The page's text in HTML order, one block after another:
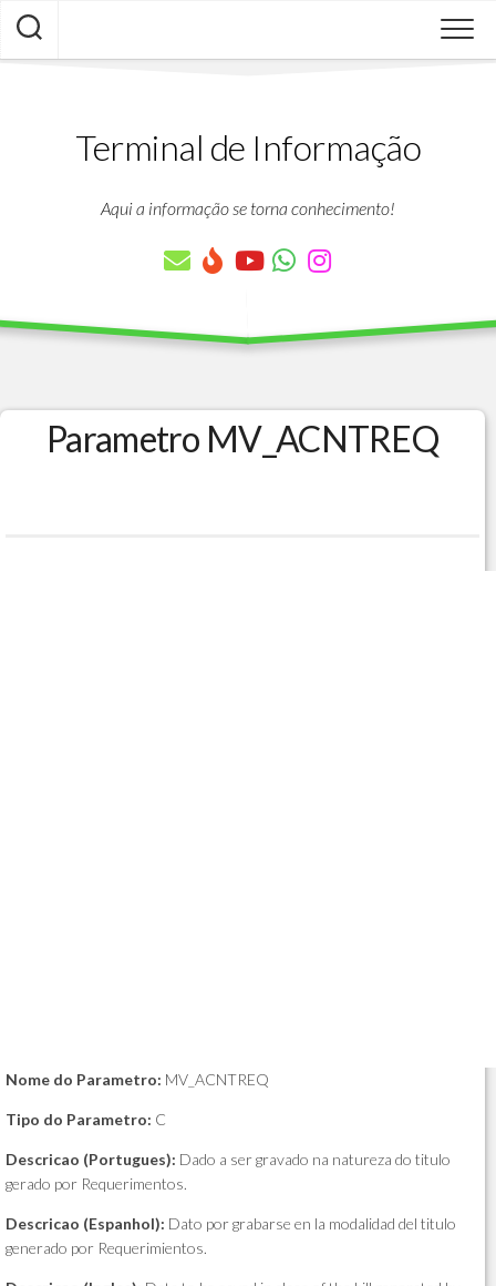
Skip
content
Terminal de Informação
Aqui a informação se torna conhecimento!
Parametro MV_ACNTREQ
Nome do Parametro: MV_ACNTREQ
Tipo do Parametro: C
Descricao (Portugues): Dado a ser gravado na natureza do titulo
gerado por Requerimentos.
Descricao (Espanhol): Dato por grabarse en la modalidad del titulo
generado por Requerimientos.